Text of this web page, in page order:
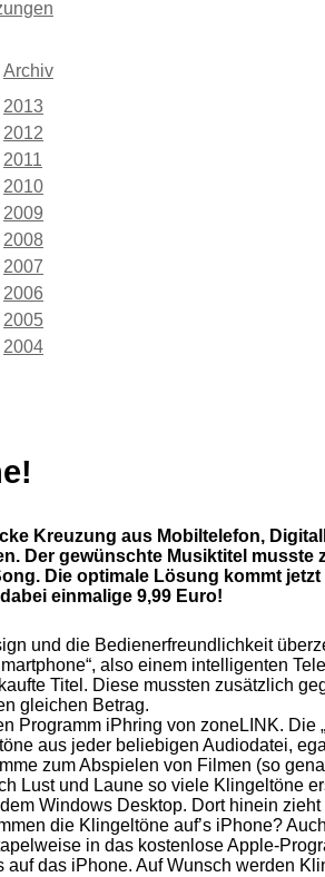
Archiv
2013
2012
2011
2010
2009
2008
2007
2006
2005
2004
Kreuzung aus Mobiltelefon,
Der gewünschte Musiktitel
Die optimale Lösung kommt
einmalige 9,99 Euro!
und die Bedienerfreundlichkeit
also einem intelligenten
Titel. Diese mussten zusätzlich
gleichen Betrag.
iPhring von zoneLINK. Die
aus jeder beliebigen Audiodatei,
zum Abspielen von Filmen (so
Lust und Laune so viele Klingeltöne
Windows Desktop. Dort hinein
die Klingeltöne auf’s iPhone?
in das kostenlose Apple-
das iPhone. Auf Wunsch werden